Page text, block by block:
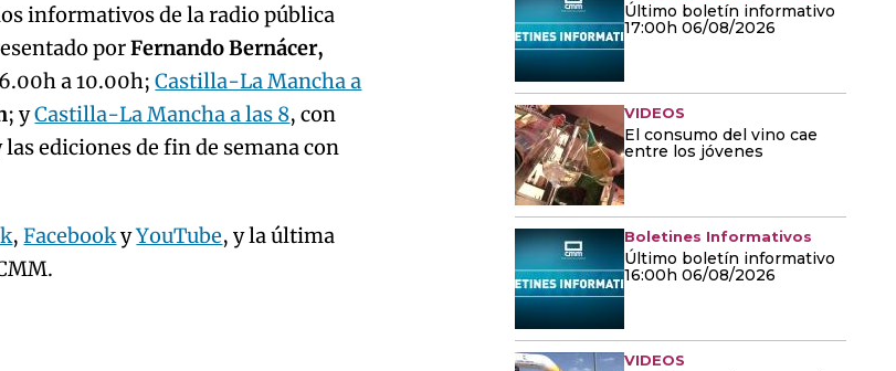
informativos de la radio pública
porFernando Bernácer,
a 10.00h;Castilla-La Mancha a
; yCastilla-La Mancha a las 8, con
las ediciones de fin de semana con
,FacebookyYouTube, y la última
Último boletín informativo
17:00h 06/08/2026
VIDEOS
El consumo del vino cae
entre los jóvenes
Boletines Informativos
Último boletín informativo
16:00h 06/08/2026
VIDEOS